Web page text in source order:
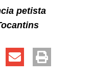
petista